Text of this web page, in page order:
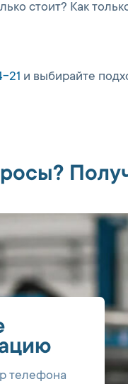
стоит? Как
21 и выбирайте
телефона